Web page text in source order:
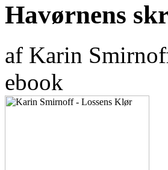
Havørnens
af Karin
ebook